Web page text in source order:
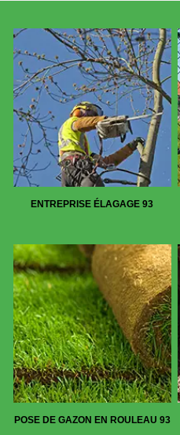
ENTREPRISE ÉLAGAGE 93
POSE DE GAZON EN ROULEAU 93